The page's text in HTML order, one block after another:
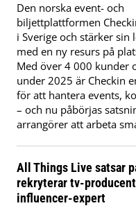
Den norska event- och
biljettplattformen
i Sverige och stärker sin
med en ny resurs på
Med över 4 000 kunder
under 2025 är Checkin
för att hantera events,
– och nu påbörjas
arrangörer att arbeta
All Things Live satsar
rekryterar tv-
influencer-expert